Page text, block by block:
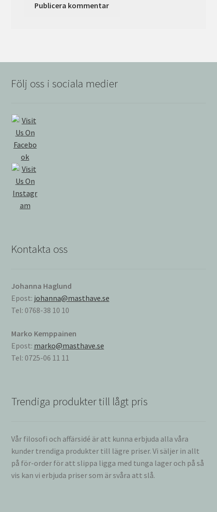
Följ oss i sociala medier
Kontakta oss
Johanna Haglund
Epost: johanna@masthave.se
Tel: 0768-38 10 10
Marko Kemppainen
Epost: marko@masthave.se
Tel: 0725-06 11 11
Trendiga produkter till lågt pris
Vår filosofi och affärsidé är att kunna erbjuda alla våra
kunder trendiga produkter till lägre priser. Vi säljer in allt
på för-order för att slippa ligga med tunga lager och på så
vis kan vi erbjuda priser som är svåra att slå.